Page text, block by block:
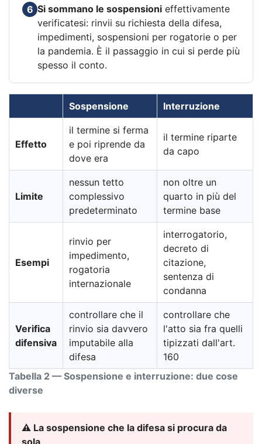
6 Si sommano le sospensioni effettivamente
verificatesi: rinvii su richiesta della difesa,
impedimenti, sospensioni per rogatorie o per
la pandemia. È il passaggio in cui si perde più
spesso il conto.
Tabella 2 — Sospensione e interruzione: due cose
diverse
Sospensione Interruzione
Effetto
il termine si ferma
e poi riprende da
dove era
il termine riparte
da capo
Limite
nessun tetto
complessivo
predeterminato
non oltre un
quarto in più del
termine base
Esempi
rinvio per
impedimento,
rogatoria
internazionale
interrogatorio,
decreto di
citazione,
sentenza di
condanna
Verifica
difensiva
controllare che il
rinvio sia davvero
imputabile alla
difesa
controllare che
l'atto sia fra quelli
tipizzati dall'art.
160
⚠️ La sospensione che la difesa si procura da
sola